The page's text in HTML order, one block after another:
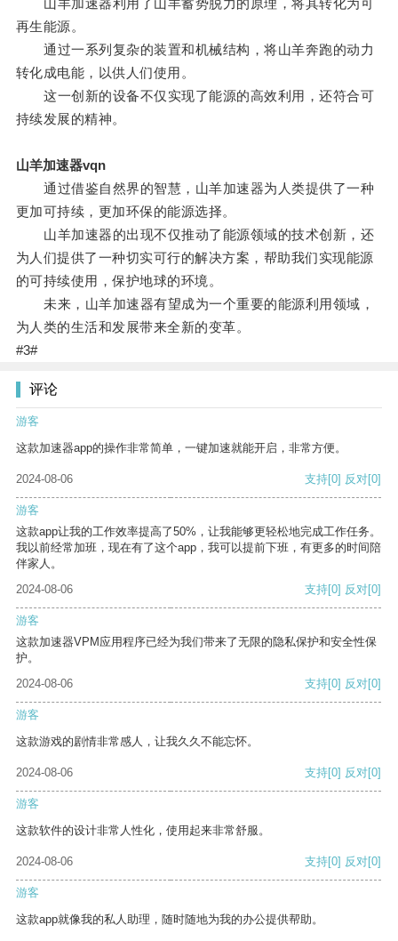
山羊加速器利用了山羊蓄势脱力的原理，将其转化为可
再生能源。
通过一系列复杂的装置和机械结构，将山羊奔跑的动力
转化成电能，以供人们使用。
这一创新的设备不仅实现了能源的高效利用，还符合可
持续发展的精神。
山羊加速器vqn
通过借鉴自然界的智慧，山羊加速器为人类提供了一种
更加可持续，更加环保的能源选择。
山羊加速器的出现不仅推动了能源领域的技术创新，还
为人们提供了一种切实可行的解决方案，帮助我们实现能源
的可持续使用，保护地球的环境。
未来，山羊加速器有望成为一个重要的能源利用领域，
为人类的生活和发展带来全新的变革。
#3#
评论
游客
这款加速器app的操作非常简单，一键加速就能开启，非常方便。
2024-08-06 支持[0] 反对[0]
游客
这款app让我的工作效率提高了50%，让我能够更轻松地完成工作任务。
我以前经常加班，现在有了这个app，我可以提前下班，有更多的时间陪
伴家人。
2024-08-06
支持[0] 反对[0]
游客
这款加速器VPM应用程序已经为我们带来了无限的隐私保护和安全性保
护。
2024-08-06
支持[0] 反对[0]
游客
这款游戏的剧情非常感人，让我久久不能忘怀。
2024-08-06 支持[0] 反对[0]
游客
这款软件的设计非常人性化，使用起来非常舒服。
2024-08-06 支持[0] 反对[0]
游客
这款app就像我的私人助理，随时随地为我的办公提供帮助。